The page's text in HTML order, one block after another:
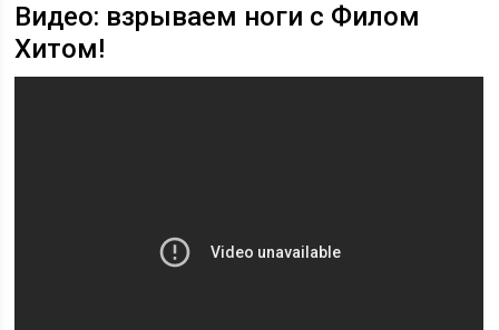
Видео: взрываем ноги с Филом
Хитом!